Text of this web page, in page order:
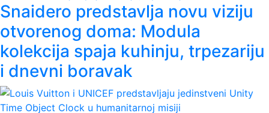
Snaidero predstavlja novu viziju
otvorenog doma: Modula
kolekcija spaja kuhinju, trpezariju
i dnevni boravak